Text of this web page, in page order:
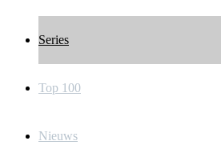
Series
Top 100
Nieuws